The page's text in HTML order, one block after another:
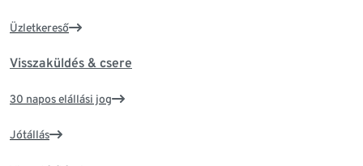
Üzletkereső
Visszaküldés & csere
30 napos elállási jog
Jótállás